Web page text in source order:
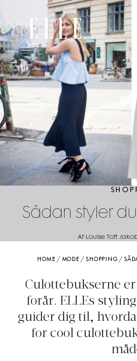
Sådan styler
Af Louise Toft
HOME / MODE / SHOPPING /
Culottebukserne
forår. ELLEs
guider dig til,
for cool